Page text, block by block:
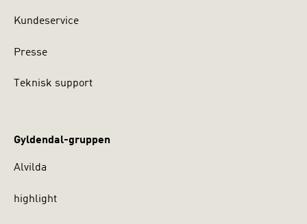
Kundeservice
Presse
Teknisk support
Gyldendal-gruppen
Alvilda
highlight